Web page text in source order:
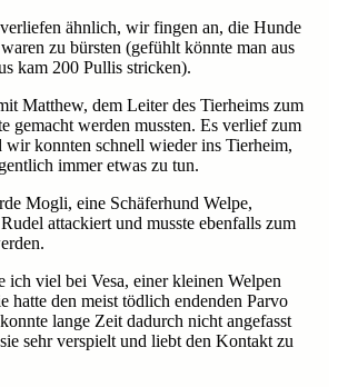
ähnlich, wir fingen an, die Hunde
zu bürsten (gefühlt könnte man aus
kam 200 Pullis stricken).
Matthew, dem Leiter des Tierheims zum
gemacht werden mussten. Es verlief zum
wir konnten schnell wieder ins Tierheim,
immer etwas zu tun.
Mogli, eine Schäferhund Welpe,
attackiert und musste ebenfalls zum
ich viel bei Vesa, einer kleinen Welpen
hatte den meist tödlich endenden Parvo
lange Zeit dadurch nicht angefasst
sehr verspielt und liebt den Kontakt zu